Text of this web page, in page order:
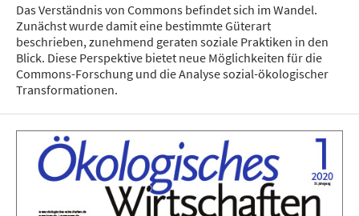
Das Verständnis von Commons befindet sich im Wandel.
Zunächst wurde damit eine bestimmte Güterart
beschrieben, zunehmend geraten soziale Praktiken in den
Blick. Diese Perspektive bietet neue Möglichkeiten für die
Commons-Forschung und die Analyse sozial-ökologischer
Transformationen.